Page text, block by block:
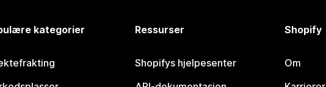
kategorier Ressurser
Shopifys hjelpesenter
Shopify
Om